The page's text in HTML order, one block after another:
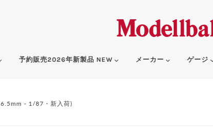
予約販売2026年新製品 NEW メーカー ゲージ
- 1/87・新入荷)